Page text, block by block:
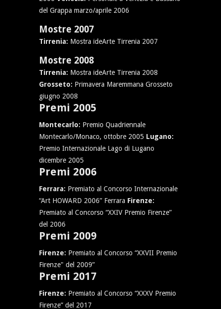
del Grappa marzo/aprile 2006
Mostre 2007
Tirrenia: Mostra ideArte Tirrenia 2007
Mostre 2008
Tirrenia: Mostra ideArte Tirrenia 2008
Grosseto: Primavera Maremmana Grosseto
giugno 2008
Premi 2005
Montecarlo: Premio Quadriennale
Montecarlo/Monaco, ottobre 2005 Lugano:
Premio Internazionale Lago di Lugano
dicembre 2005
Premi 2006
Ferrara: Premiato al Concorso Internazionale
“Art HOWARD 2006” Ferrara Firenze:
Premiato al Concorso “XXIV Premio Firenze”
del 2006
Premi 2009
Firenze: Premiato al Concorso “XXVII Premio
Firenze" del 2009”
Premi 2017
Firenze: Premiato al Concorso “XXXV Premio
Firenze” del 2017